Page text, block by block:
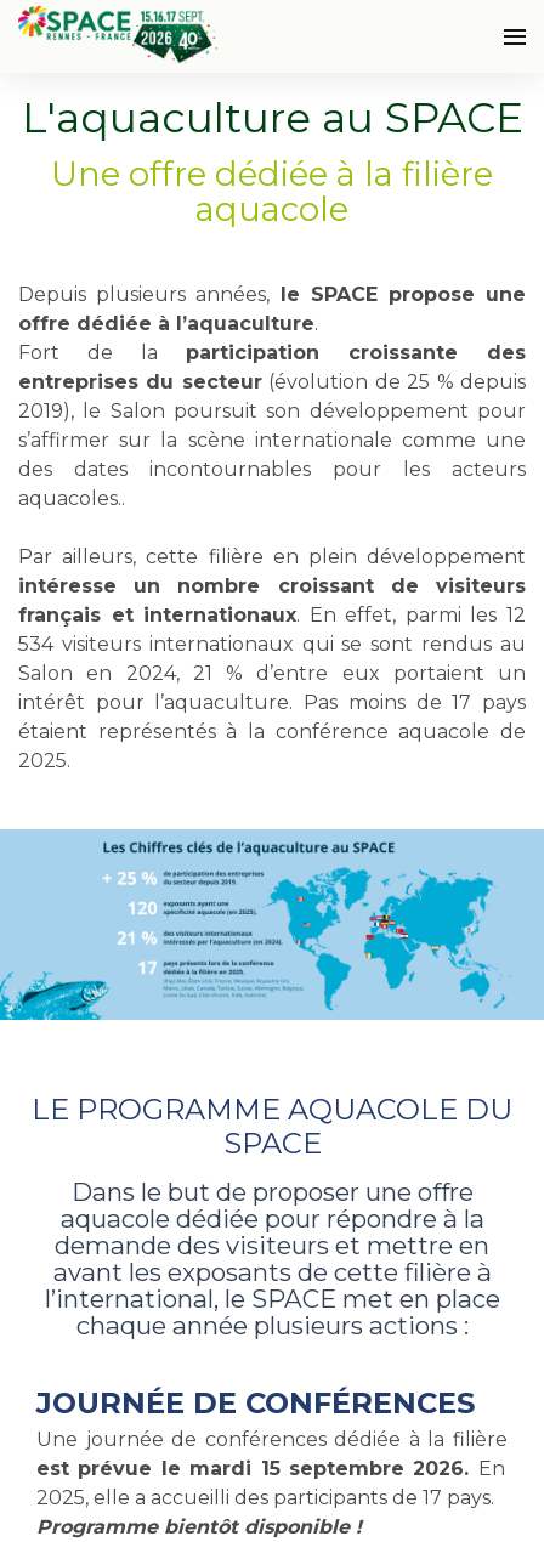
L'aquaculture au SPACE
Une offre dédiée à la filière
aquacole
Depuis plusieurs années, le SPACE propose une
offre dédiée à l’aquaculture.
Fort de la participation croissante des
entreprises du secteur(évolution de 25 % depuis
2019), le Salon poursuit son développement pour
s’affirmer sur la scène internationale comme une
des dates incontournables pour les acteurs
aquacoles..
Par ailleurs, cette filière en plein développement
intéresse un nombre croissant de visiteurs
français et internationaux. En effet, parmi les 12
534 visiteurs internationaux qui se sont rendus au
Salon en 2024, 21 % d’entre eux portaient un
intérêt pour l’aquaculture. Pas moins de 17 pays
étaient représentés à la conférence aquacole de
2025.
LE PROGRAMME AQUACOLE DU
SPACE
Dans le but de proposer une offre
aquacole dédiée pour répondre à la
demande des visiteurs et mettre en
avant les exposants de cette filière à
l’international, le SPACE met en place
chaque année plusieurs actions :
JOURNÉE DE CONFÉRENCES
Une journée de conférences dédiée à la filière
est prévue le mardi 15 septembre 2026. En
2025, elle a accueilli des participants de 17 pays.
Programme bientôt disponible !